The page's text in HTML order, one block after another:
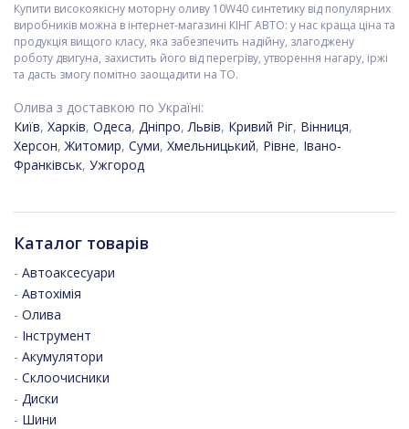
Купити високоякісну моторну оливу 10W40 синтетику від популярних
виробників можна в інтернет-магазині КІНГ АВТО: у нас краща ціна та
продукція вищого класу, яка забезпечить надійну, злагоджену
роботу двигуна, захистить його від перегріву, утворення нагару, іржі
та дасть змогу помітно заощадити на ТО.
Олива з доставкою по Україні:
Київ, Харків, Одеса, Дніпро,Львів, Кривий Ріг, Вінниця,
Херсон,Житомир, Суми, Хмельницький, Рівне, Івано-
Франківськ, Ужгород
Каталог товарів
- Автоаксесуари
- Автохімія
- Олива
- Інструмент
- Акумулятори
- Склоочисники
- Диски
- Шини